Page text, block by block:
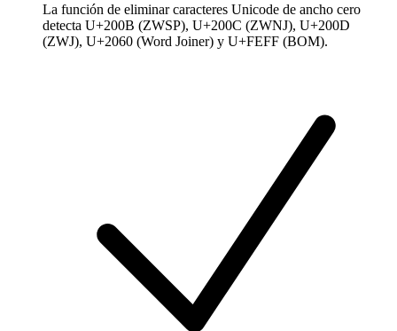
La función de eliminar caracteres Unicode de ancho cero
detecta U+200B (ZWSP), U+200C (ZWNJ), U+200D
(ZWJ), U+2060 (Word Joiner) y U+FEFF (BOM).